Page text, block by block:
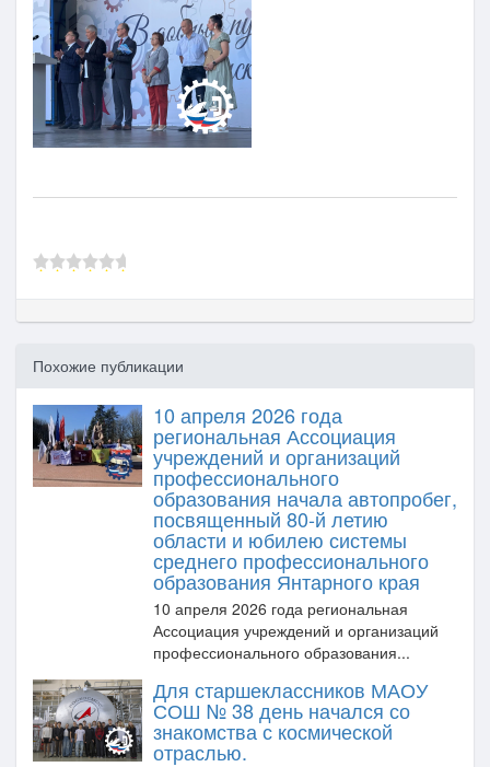
Похожие публикации
10 апреля 2026 года
региональная Ассоциация
учреждений и организаций
профессионального
образования начала автопробег,
посвященный 80-й летию
области и юбилею системы
среднего профессионального
образования Янтарного края
10 апреля 2026 года региональная
Ассоциация учреждений и организаций
профессионального образования...
Для старшеклассников МАОУ
СОШ № 38 день начался со
знакомства с космической
отраслью.